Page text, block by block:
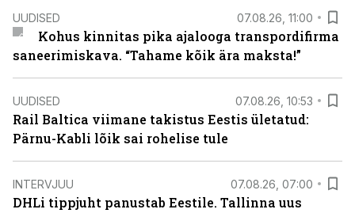
UUDISED 07.08.26, 11:00
Kohus kinnitas pika ajalooga transpordifirma
saneerimiskava. “Tahame kõik ära maksta!”
UUDISED 07.08.26, 10:53
Rail Baltica viimane takistus Eestis ületatud:
Pärnu-Kabli lõik sai rohelise tule
INTERVJUU 07.08.26, 07:00
DHLi tippjuht panustab Eestile. Tallinna uus